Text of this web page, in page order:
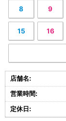
8 9
15 16
店舗名:
営業時間:
定休日: